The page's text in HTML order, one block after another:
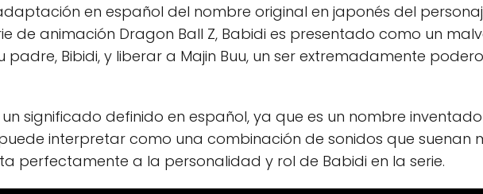
en español del nombre original en japonés del
de animación Dragon Ball Z, Babidi es presentado como un
Bibidi, y liberar a Majin Buu, un ser extremadamente
significado definido en español, ya que es un nombre
interpretar como una combinación de sonidos que suenan
perfectamente a la personalidad y rol de Babidi en la serie.